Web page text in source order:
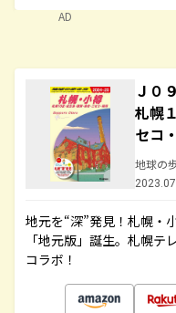
AD
Ｊ０
札幌
セコ
地球の
地元を“深”発見！札幌・
「地元版」誕生。札幌
コラボ！